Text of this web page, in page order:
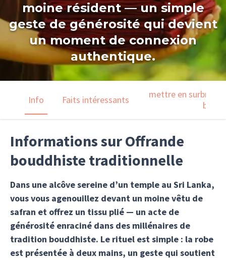
moine résident — un simple
geste de générosité qui devient
un moment de connexion
authentique.
Info Faits intéressants
mettre en
barre
Informations sur Offrande
bouddhiste traditionnelle
Dans une alcôve sereine d’un temple au Sri Lanka,
vous vous agenouillez devant un moine vêtu de
safran et offrez un tissu plié — un acte de
générosité enraciné dans des millénaires de
tradition bouddhiste. Le rituel est simple : la robe
est présentée à deux mains, un geste qui soutient